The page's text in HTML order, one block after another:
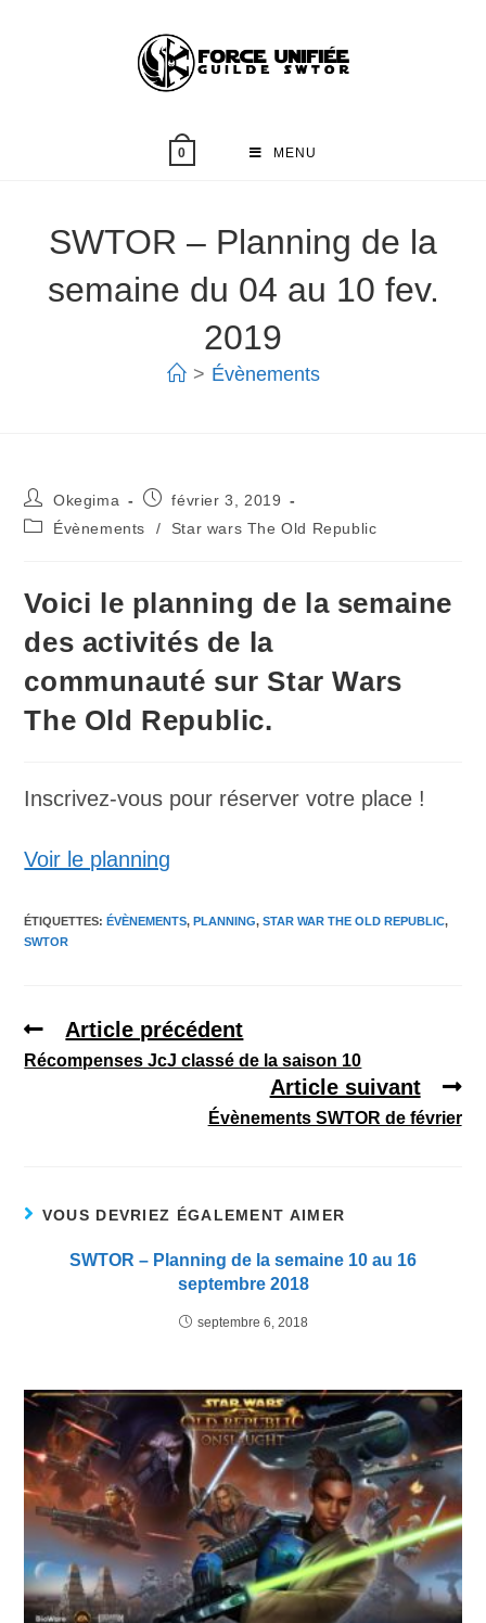
0 MENU
SWTOR – Planning de la
semaine du 04 au 10 fev.
2019
> Évènements
Okegima
février 3, 2019
Évènements
/ Star wars The Old Republic
Voici le planning de la semaine
des activités de la
communauté sur Star Wars
The Old Republic.
Inscrivez-vous pour réserver votre place !
Voir le planning
ÉTIQUETTES:ÉVÈNEMENTS, PLANNING, STAR WAR THE OLD REPUBLIC,
SWTOR
Article précédent
Récompenses JcJ classé de la saison 10
Article suivant
Évènements SWTOR de février
VOUS DEVRIEZ ÉGALEMENT AIMER
SWTOR – Planning de la semaine 10 au 16
septembre 2018
septembre 6, 2018